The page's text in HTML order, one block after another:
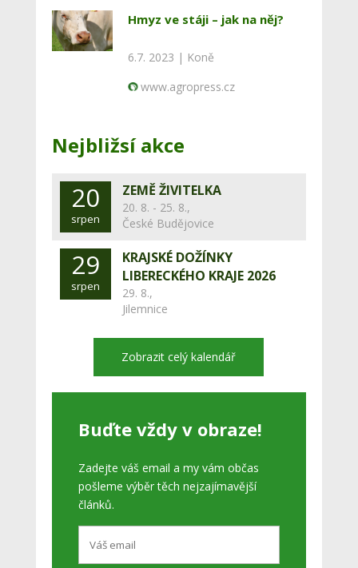
Hmyz ve stáji – jak na něj?
6.7. 2023 | Koně
www.agropress.cz
Nejbližsí akce
20
srpen
ZEMĚ ŽIVITELKA
20. 8. - 25. 8.,
České Budějovice
29
srpen
KRAJSKÉ DOŽÍNKY
LIBERECKÉHO KRAJE 2026
29. 8.,
Jilemnice
Zobrazit celý kalendář
Buďte vždy v obraze!
Zadejte váš email a my vám občas
pošleme výběr těch nejzajímavější
článků.